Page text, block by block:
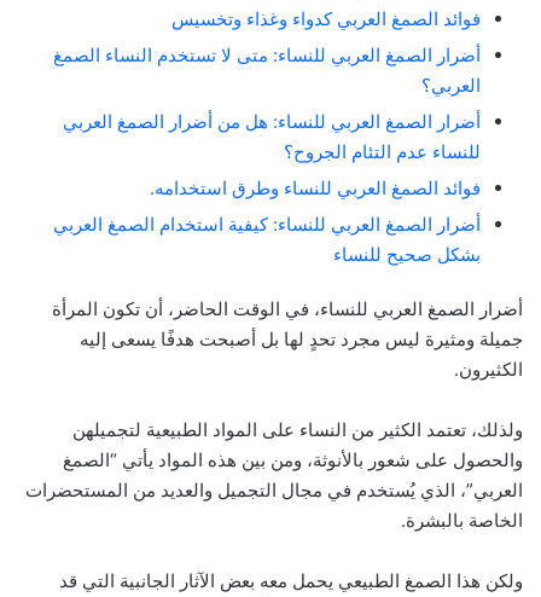
فوائد الصمغ العربي كدواء وغذاء وتخسيس
أضرار الصمغ العربي للنساء: متى لا تستخدم النساء الصمغ
العربي؟
أضرار الصمغ العربي للنساء: هل من أضرار الصمغ العربي
للنساء عدم التئام الجروح؟
فوائد الصمغ العربي للنساء وطرق استخدامه.
أضرار الصمغ العربي للنساء: كيفية استخدام الصمغ العربي
بشكل صحيح للنساء
أضرار الصمغ العربي للنساء، في الوقت الحاضر، أن تكون المرأة
جميلة ومثيرة ليس مجرد تحدٍ لها بل أصبحت هدفًا يسعى إليه
الكثيرون.
ولذلك، تعتمد الكثير من النساء على المواد الطبيعية لتجميلهن
والحصول على شعور بالأنوثة، ومن بين هذه المواد يأتي “الصمغ
العربي”، الذي يُستخدم في مجال التجميل والعديد من المستحضرات
الخاصة بالبشرة.
ولكن هذا الصمغ الطبيعي يحمل معه بعض الآثار الجانبية التي قد